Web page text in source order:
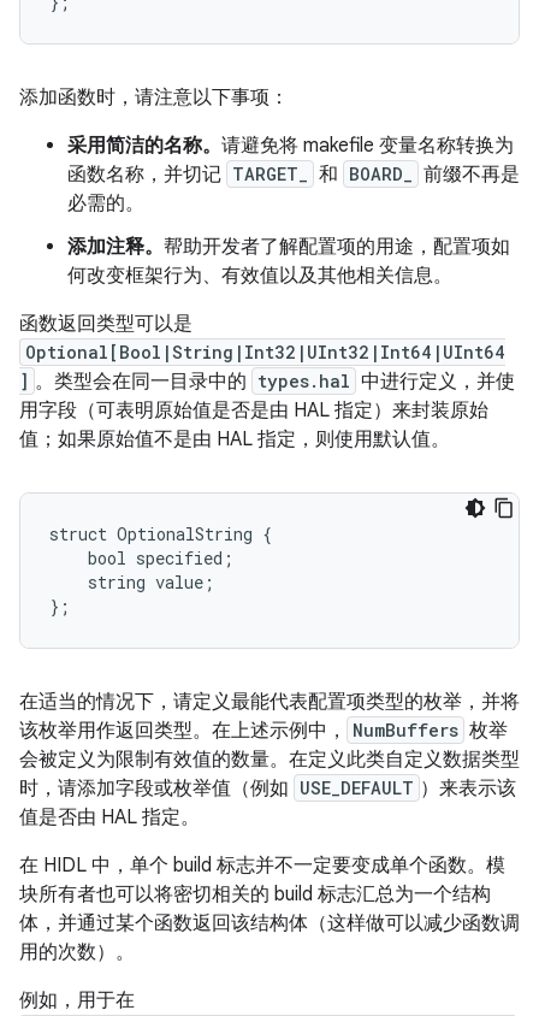
添加函数时，请注意以下事项：
采用简洁的名称。 请避免将 makefile 变量名称转换为
函数名称，并切记 TARGET_ 和 BOARD_
前缀不再是
必需的。
添加注释。 帮助开发者了解配置项的用途，配置项如
何改变框架行为、有效值以及其他相关信息。
函数返回类型可以是
Optional[Bool|String|Int32|UInt32|Int64|UInt64
] 。类型会在同一目录中的 types.hal 中进行定义，并使
用字段（可表明原始值是否是由 HAL 指定）来封装原始
值；如果原始值不是由 HAL 指定，则使用默认值。
struct OptionalString {
    bool specified;
    string value;
在适当的情况下，请定义最能代表配置项类型的枚举，并将
该枚举用作返回类型。在上述示例中，
NumBuffers 枚举
会被定义为限制有效值的数量。在定义此类自定义数据类型
时，请添加字段或枚举值（例如 USE_DEFAULT ）来表示该
值是否由 HAL 指定。
在 HIDL 中，单个 build 标志并不一定要变成单个函数。模
块所有者也可以将密切相关的 build 标志汇总为一个结构
体，并通过某个函数返回该结构体（这样做可以减少函数调
用的次数）。
例如，用于在